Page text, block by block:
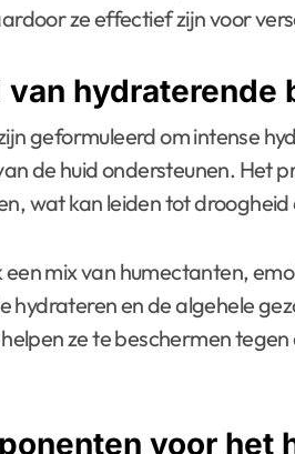
ze effectief zijn voor
hydraterende
geformuleerd om intense
de huid ondersteunen. Het
wat kan leiden tot
mix van humectanten,
hydrateren en de algehele
ze te beschermen
voor het